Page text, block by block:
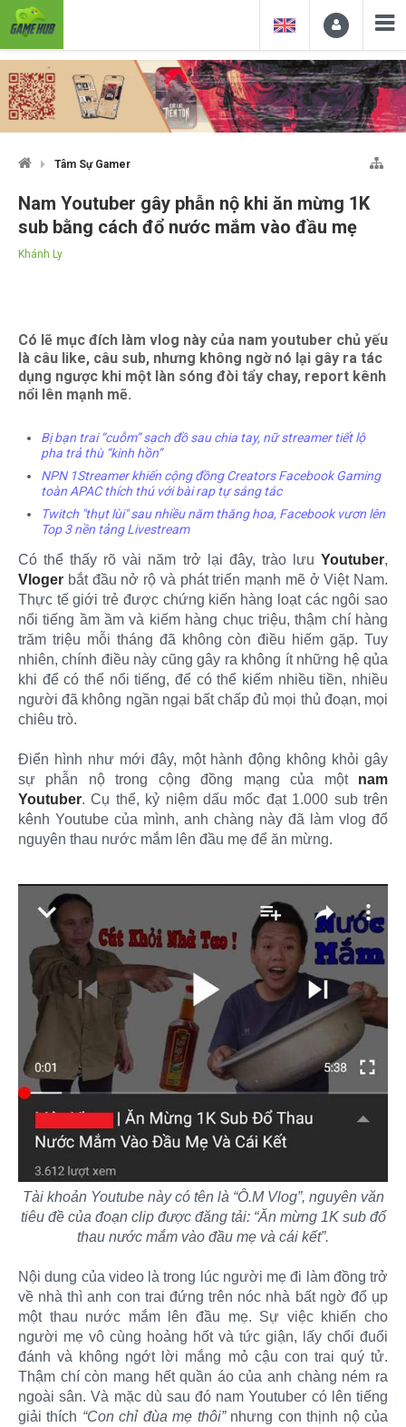
Tâm Sự Gamer
Nam Youtuber gây phẫn nộ khi ăn mừng 1K
sub bằng cách đổ nước mắm vào đầu mẹ
Khánh Ly
Có lẽ mục đích làm vlog này của nam youtuber chủ yếu
là câu like, câu sub, nhưng không ngờ nó lại gây ra tác
dụng ngược khi một làn sóng đòi tẩy chay, report kênh
nổi lên mạnh mẽ.
Bị bạn trai “cuỗm” sạch đồ sau chia tay, nữ streamer tiết lộ
pha trả thù “kinh hồn”
NPN 1Streamer khiến cộng đồng Creators Facebook Gaming
toàn APAC thích thú với bài rap tự sáng tác
Twitch "thụt lùi" sau nhiều năm thăng hoa, Facebook vươn lên
Top 3 nền tảng Livestream
Có thể thấy rõ vài năm trở lại đây, trào lưu Youtuber,
Vloger bắt đầu nở rộ và phát triển mạnh mẽ ở Việt Nam.
Thực tế giới trẻ được chứng kiến hàng loạt các ngôi sao
nổi tiếng ầm ầm và kiếm hàng chục triệu, thậm chí hàng
trăm triệu mỗi tháng đã không còn điều hiếm gặp. Tuy
nhiên, chính điều này cũng gây ra không ít những hệ qủa
khi để có thể nổi tiếng, để có thể kiếm nhiều tiền, nhiều
người đã không ngần ngại bất chấp đủ mọi thủ đoạn, mọi
chiêu trò.
Điển hình như mới đây, một hành động không khỏi gây
sự phẫn nộ trong cộng đồng mạng của một nam
Youtuber. Cụ thể, kỷ niệm dấu mốc đạt 1.000 sub trên
kênh Youtube của mình, anh chàng này đã làm vlog đổ
nguyên thau nước mắm lên đầu mẹ để ăn mừng.
Tài khoản Youtube này có tên là “Ô.M Vlog”, nguyên văn
tiêu đề của đoạn clip được đăng tải: “Ăn mừng 1K sub đổ
thau nước mắm vào đầu mẹ và cái kết”.
Nội dung của video là trong lúc người mẹ đi làm đồng trở
về nhà thì anh con trai đứng trên nóc nhà bất ngờ đổ ụp
một thau nước mắm lên đầu mẹ. Sự việc khiến cho
người mẹ vô cùng hoảng hốt và tức giận, lấy chổi đuổi
đánh và không ngớt lời mắng mỏ cậu con trai quý tử.
Thậm chí còn mang hết quần áo của anh chàng ném ra
ngoài sân. Và mặc dù sau đó nam Youtuber có lên tiếng
giải thích “Con chỉ đùa mẹ thôi”nhưng con thịnh nộ của